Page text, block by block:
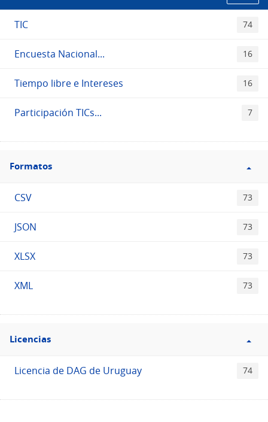
TIC 74
Encuesta Nacional... 16
Tiempo libre e Intereses 16
Participación TICs... 7
Filtro
Formatos
Formatos
CSV 73
JSON 73
XLSX 73
XML 73
Filtro
Licencias
Licencias
Licencia de DAG de Uruguay 74